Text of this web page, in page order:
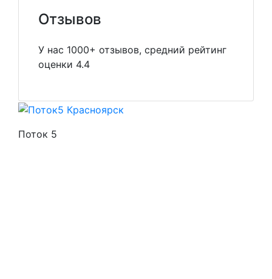
Отзывов
У нас 1000+ отзывов, средний рейтинг
оценки 4.4
Поток 5